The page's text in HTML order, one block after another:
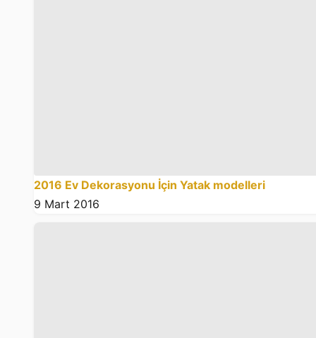
2016 Ev Dekorasyonu İçin Yatak modelleri
9 Mart 2016